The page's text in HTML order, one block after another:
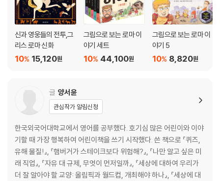
신과 영웅들의 전투,그
리스 로마 신화
15,120원
10%
그림으로 보는 로마 이
야기 세트
44,100원
10%
그림으로 보는 로마 이
야기 5
8,820원
10%
글 양서윤
관심작가 알림신청
한국외국어대학교에서 영어를 공부했다. 호기심 많은 어린이와 이야
기할 때 가장 행복하여 어린이책을 쓰기 시작했다. 쓴 책으로 『퀴즈,
유해 물질!』, 『햄버거가 스테이크보다 위험해?』, 『나만 알고 싶은 미
래 직업』, 『자유 대 규제, 무엇이 먼저일까』, 『세상에 대하여 우리가
더 잘 알아야 할 교양: 올림픽과 월드컵, 개최해야 하나』, 『세상에 대